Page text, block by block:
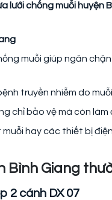
lưới chống muỗi huyện
muỗi giúp ngăn
truyền nhiễm do
chỉ bảo vệ mà còn làm
hay các thiết bị
Bình Giang
2 cánh DX 07